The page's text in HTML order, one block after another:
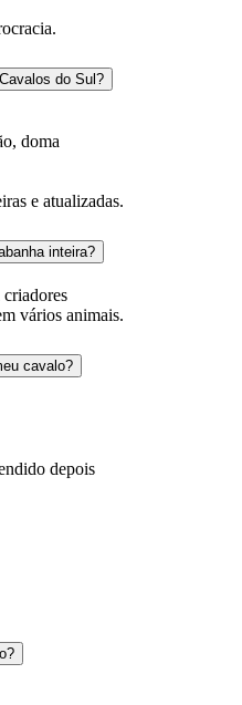
do Sul?
doma
e atualizadas.
inteira?
criadores
vários animais.
cavalo?
depois